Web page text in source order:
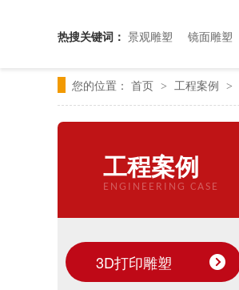
热搜关键词： 景观雕塑 镜面雕塑
您的位置： 首页 > 工程案例 >
工程案例
ENGINEERING CASE
3D打印雕塑